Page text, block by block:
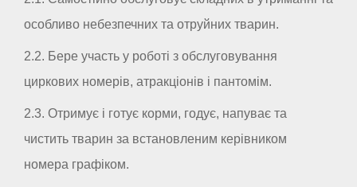
особливо небезпечних та отруйних тварин.
2.2. Бере участь у роботі з обслуговування
циркових номерів, атракціонів і пантомім.
2.3. Отримує і готує корми, годує, напуває та
чистить тварин за встановленим керівником
номера графіком.